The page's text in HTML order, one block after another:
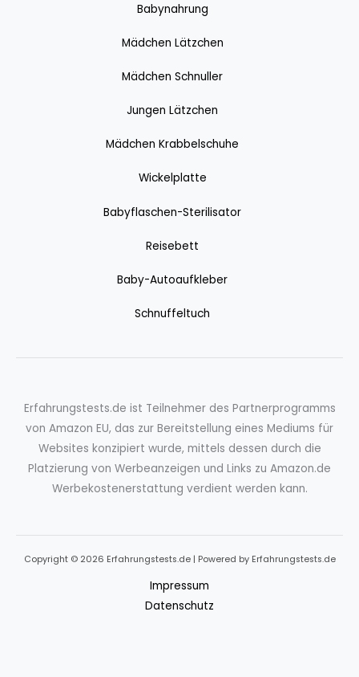
Babynahrung
Mädchen Lätzchen
Mädchen Schnuller
Jungen Lätzchen
Mädchen Krabbelschuhe
Wickelplatte
Babyflaschen-Sterilisator
Reisebett
Baby-Autoaufkleber
Schnuffeltuch
Erfahrungstests.de ist Teilnehmer des Partnerprogramms
von Amazon EU, das zur Bereitstellung eines Mediums für
Websites konzipiert wurde, mittels dessen durch die
Platzierung von Werbeanzeigen und Links zu Amazon.de
Werbekostenerstattung verdient werden kann.
Copyright © 2026 Erfahrungstests.de | Powered by Erfahrungstests.de
Impressum
Datenschutz